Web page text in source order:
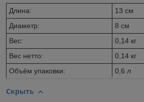
Длина:
13 см
Диаметр:
8 см
Вес:
0,14 кг
Вес нетто:
0,14 кг
Объём упаковки:
0,6 л
Скрыть